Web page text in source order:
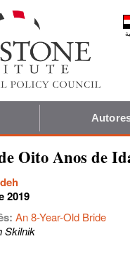
Oito Anos de
2019
An 8-Year-Old Bride
Skilnik